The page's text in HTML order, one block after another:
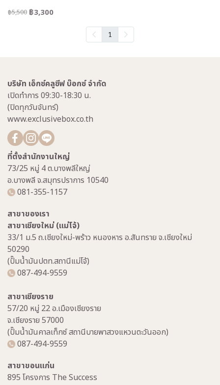
฿5,500 ฿3,300
1
บริษัท เอ็กซ์คลูซีฟ บ๊อกซ์ จำกัด
เปิดทำการ 09:30-18:30 น.
(ปิดทุกวันจันทร์)
www.exclusivebox.co.th
ที่ตั้งสำนักงานใหญ่
73/25 หมู่ 4 ต.บางพลีใหญ่
อ.บางพลี จ.สมุทรปราการ 10540
081-355-1157
สาขาของเรา
สาขาเชียงใหม่ (แม่โจ้)
33/1 ม.5 ถ.เชียงใหม่-พร้าว หนองหาร อ.สันทราย จ.เชียงใหม่
50290
(ปั๊มน้ำมันปตท.สถานีแม่โจ้)
087-494-9559
สาขาเชียงราย
57/20 หมู่ 22 อ.เมืองเชียงราย
จ.เชียงราย 57000
(ปั๊มน้ำมันคาลเท็กซ์ สถานีบายพาสวงแหวนตะวันออก)
087-494-9559
สาขาขอนแก่น
895 โครงการ The Success